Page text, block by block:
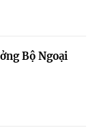
Bộ Ngoại